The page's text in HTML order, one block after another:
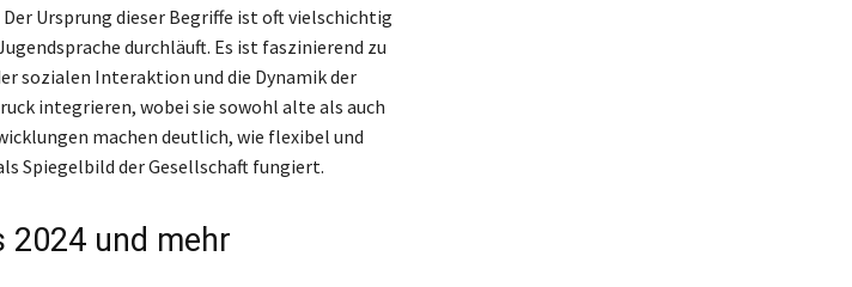
Ursprung dieser Begriffe ist oft vielschichtig
durchläuft. Es ist faszinierend zu
sozialen Interaktion und die Dynamik der
integrieren, wobei sie sowohl alte als auch
machen deutlich, wie flexibel und
Spiegelbild der Gesellschaft fungiert.
und mehr